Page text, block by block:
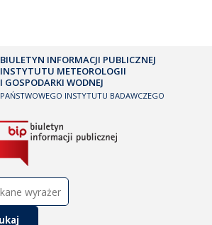
BIULETYN INFORMACJI PUBLICZNEJ
INSTYTUTU METEOROLOGII
I GOSPODARKI WODNEJ
PAŃSTWOWEGO INSTYTUTU BADAWCZEGO